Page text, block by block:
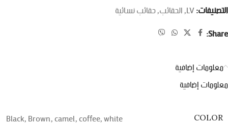
التصنيفات:LV
,الحقائب,حقائب نسائية
Share:
معلومات إضافية
معلومات إضافية
COLOR
Black,Brown,camel,coffee,white